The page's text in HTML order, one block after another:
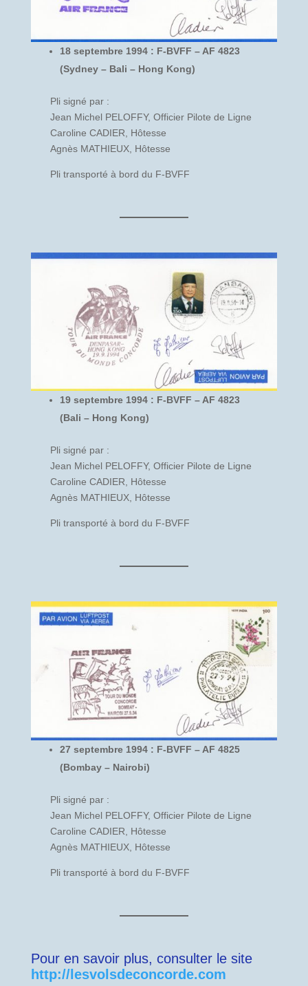
18 septembre 1994 : F-BVFF – AF 4823
(Sydney – Bali – Hong Kong)
Pli signé par :
Jean Michel PELOFFY, Officier Pilote de Ligne
Caroline CADIER, Hôtesse
Agnès MATHIEUX, Hôtesse
Pli transporté à bord du F-BVFF
19 septembre 1994 : F-BVFF – AF 4823
(Bali – Hong Kong)
Pli signé par :
Jean Michel PELOFFY, Officier Pilote de Ligne
Caroline CADIER, Hôtesse
Agnès MATHIEUX, Hôtesse
Pli transporté à bord du F-BVFF
27 septembre 1994 : F-BVFF – AF 4825
(Bombay – Nairobi)
Pli signé par :
Jean Michel PELOFFY, Officier Pilote de Ligne
Caroline CADIER, Hôtesse
Agnès MATHIEUX, Hôtesse
Pli transporté à bord du F-BVFF
Pour en savoir plus, consulter le site
http://lesvolsdeconcorde.com